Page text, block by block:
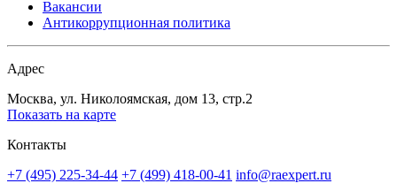
Вакансии
Антикоррупционная политика
Адрес
Москва, ул. Николоямская, дом 13, стр.2
Показать на карте
Контакты
+7 (495) 225-34-44 +7 (499) 418-00-41 info@raexpert.ru